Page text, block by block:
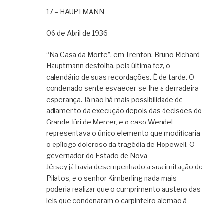
17 – HAUPTMANN
06 de Abril de 1936
“Na Casa da Morte”, em Trenton, Bruno Richard
Hauptmann desfolha, pela última fez, o
calendário de suas recordações. É de tarde. O
condenado sente esvaecer-se-lhe a derradeira
esperança. Já não há mais possibilidade de
adiamento da execução depois das decisões do
Grande Júri de Mercer, e o caso Wendel
representava o único elemento que modificaria
o epílogo doloroso da tragédia de Hopewell. O
governador do Estado de Nova
Jérsey já havia desempenhado a sua imitação de
Pilatos, e o senhor Kimberling nada mais
poderia realizar que o cumprimento austero das
leis que condenaram o carpinteiro alemão à